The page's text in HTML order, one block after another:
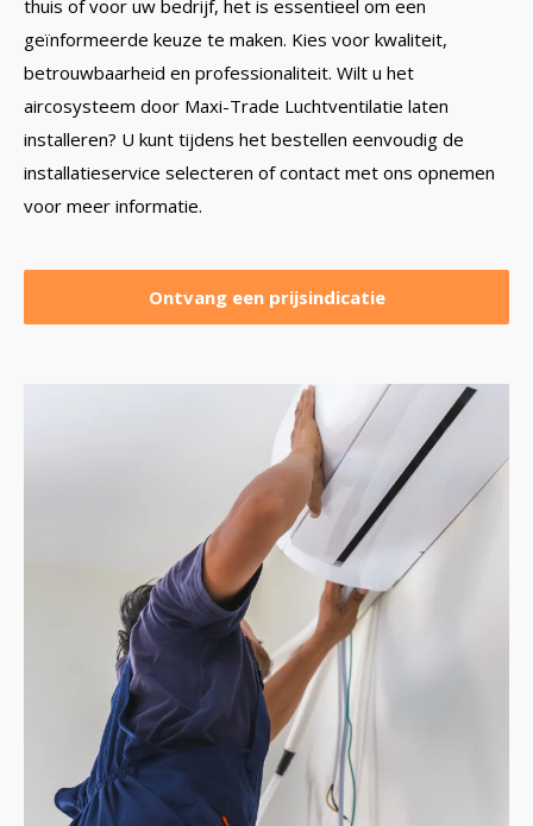
thuis of voor uw bedrijf, het is essentieel om een
geïnformeerde keuze te maken. Kies voor kwaliteit,
betrouwbaarheid en professionaliteit. Wilt u het
aircosysteem door Maxi-Trade Luchtventilatie laten
installeren? U kunt tijdens het bestellen eenvoudig de
installatieservice selecteren of contact met ons opnemen
voor meer informatie.
Ontvang een prijsindicatie